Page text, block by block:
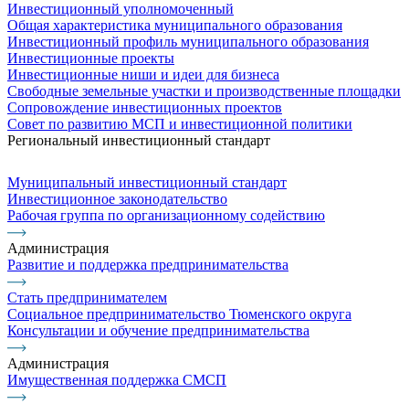
Инвестиционный уполномоченный
Общая характеристика муниципального образования
Инвестиционный профиль муниципального образования
Инвестиционные проекты
Инвестиционные ниши и идеи для бизнеса
Свободные земельные участки и производственные площадки
Сопровождение инвестиционных проектов
Совет по развитию МСП и инвестиционной политики
Региональный инвестиционный стандарт
Муниципальный инвестиционный стандарт
Инвестиционное законодательство
Рабочая группа по организационному содействию
Администрация
Развитие и поддержка предпринимательства
Стать предпринимателем
Социальное предпринимательство Тюменского округа
Консультации и обучение предпринимательства
Администрация
Имущественная поддержка СМСП